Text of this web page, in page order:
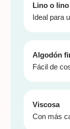
Lino o
Ideal para
Algodón
Fácil de
Viscosa
Con más